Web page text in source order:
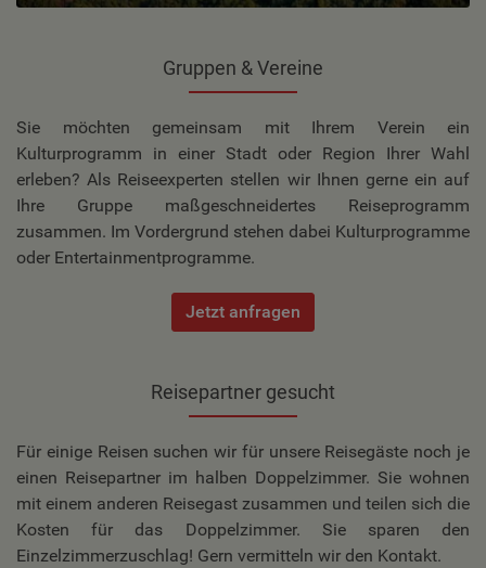
Gruppen & Vereine
Sie möchten gemeinsam mit Ihrem Verein ein
Kulturprogramm in einer Stadt oder Region Ihrer Wahl
erleben? Als Reiseexperten stellen wir Ihnen gerne ein auf
Ihre Gruppe maßgeschneidertes Reiseprogramm
zusammen. Im Vordergrund stehen dabei Kulturprogramme
oder Entertainmentprogramme.
Jetzt anfragen
Reisepartner gesucht
Für einige Reisen suchen wir für unsere Reisegäste noch je
einen Reisepartner im halben Doppelzimmer. Sie wohnen
mit einem anderen Reisegast zusammen und teilen sich die
Kosten für das Doppelzimmer. Sie sparen den
Einzelzimmerzuschlag! Gern vermitteln wir den Kontakt.